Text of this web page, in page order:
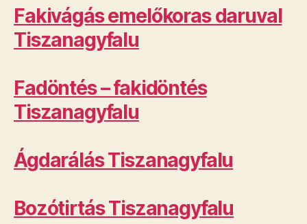
Fakivágás emelőkoras daruval
Tiszanagyfalu
Fadöntés – fakidöntés
Tiszanagyfalu
Ágdarálás Tiszanagyfalu
Bozótirtás Tiszanagyfalu